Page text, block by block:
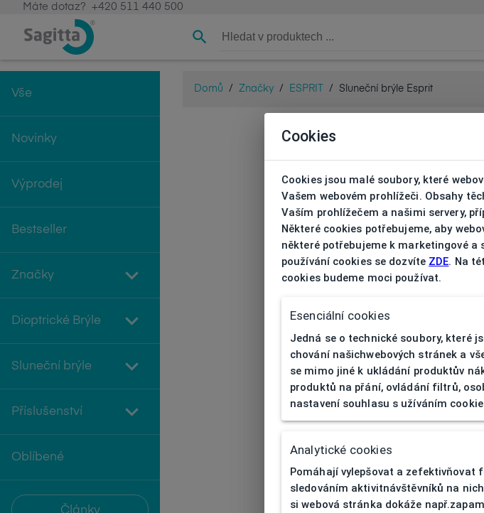
Máte dotaz? +420 511 440 500
Vše
Novinky
Výprodej
Bestseller
Značky
Dioptrické Brýle
Sluneční brýle
Příslušenství
Oblíbené
Články
Domů / Značky / ESPRIT / Sluneční brýle Esprit
404 |
Cookies
Cookies jsou malé soubory, které
Vašem webovém prohlížeči. Obsahy
Vaším prohlížečem a našimi servery,
Některé cookies potřebujeme, aby
některé potřebujeme k marketingové
používání cookies se dozvíte ZDE. Na
cookies budeme moci používat.
Esenciální cookies
Jedná se o technické soubory, které
chování našichwebových stránek a
se mimo jiné k ukládání produktův
produktů na přání, ovládání filtrů,
nastavení souhlasu s užíváním
Analytické cookies
Pomáhají vylepšovat a zefektivňovat
sledováním aktivitnávštěvníků na
si webová stránka dokáže